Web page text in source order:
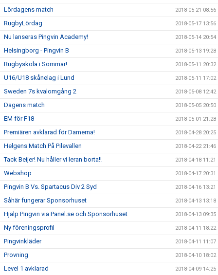
Lördagens match 2018-05-21 08:56
RugbyLördag 2018-05-17 13:56
Nu lanseras Pingvin Academy! 2018-05-14 20:54
Helsingborg - Pingvin B 2018-05-13 19:28
Rugbyskola i Sommar! 2018-05-11 20:32
U16/U18 skånelag i Lund 2018-05-11 17:02
Sweden 7s kvalomgång 2 2018-05-08 12:42
Dagens match 2018-05-05 20:50
EM för F18 2018-05-01 21:28
Premiären avklarad för Damerna! 2018-04-28 20:25
Helgens Match På Pilevallen 2018-04-22 21:46
Tack Beijer! Nu håller vi leran borta!! 2018-04-18 11:21
Webshop 2018-04-17 20:31
Pingvin B Vs. Spartacus Div 2 Syd 2018-04-16 13:21
Såhär fungerar Sponsorhuset 2018-04-13 13:18
Hjälp Pingvin via Panel.se och Sponsorhuset 2018-04-13 09:35
Ny föreningsprofil 2018-04-11 18:22
Pingvinkläder 2018-04-11 11:07
Provning 2018-04-10 18:02
Level 1 avklarad 2018-04-09 14:25